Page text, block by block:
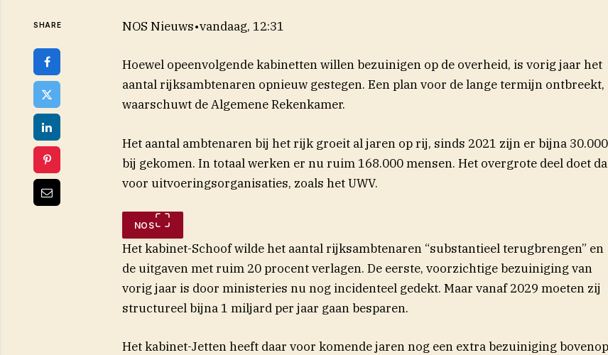
SHARE NOS Nieuws•vandaag, 12:31
Hoewel opeenvolgende kabinetten willen bezuinigen op de overheid, is vorig jaar het
aantal rijksambtenaren opnieuw gestegen. Een plan voor de lange termijn ontbreekt,
waarschuwt de Algemene Rekenkamer.
Het aantal ambtenaren bij het rijk groeit al jaren op rij, sinds 2021 zijn er bijna 30.000
bij gekomen. In totaal werken er nu ruim 168.000 mensen. Het overgrote deel doet
voor uitvoeringsorganisaties, zoals het UWV.
NOS
Het kabinet-Schoof wilde het aantal rijksambtenaren “substantieel terugbrengen” en
de uitgaven met ruim 20 procent verlagen. De eerste, voorzichtige bezuiniging van
vorig jaar is door ministeries nu nog incidenteel gedekt. Maar vanaf 2029 moeten zij
structureel bijna 1 miljard per jaar gaan besparen.
Het kabinet-Jetten heeft daar voor komende jaren nog een extra bezuiniging bovenop